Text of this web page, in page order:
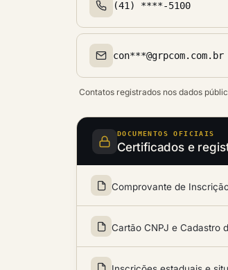
Telefone(s)
(41) ****-5100
Email(s)
con***@grpcom.com.br
Contatos registrados nos dados
DOCUMENTOS OFICIAIS
Certificados e
Comprovante de
Cartão CNPJ e Cadastro